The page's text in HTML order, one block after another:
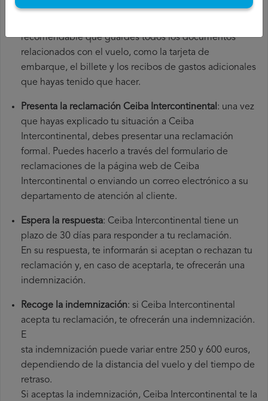
número de tu vuelo, la fecha de salida, el aeropuerto de
recomendable que guardes todos los documentos
relacionados con el vuelo, como la tarjeta de
embarque, el billete y los recibos de gastos adicionales
que hayas tenido que hacer.
Presenta la reclamación Ceiba Intercontinental: una vez
que hayas explicado tu situación a Ceiba
Intercontinental, debes presentar una reclamación
formal. Puedes hacerlo a través del formulario de
reclamaciones de la página web de Ceiba
Intercontinental o enviando un correo electrónico a su
departamento de atención al cliente.
Espera la respuesta: Ceiba Intercontinental tiene un
plazo de 30 días para responder a tu reclamación.
En su respuesta, te informarán si aceptan o rechazan tu
reclamación y, en caso de aceptarla, te ofrecerán una
indemnización.
Recoge la indemnización: si Ceiba Intercontinental
acepta tu reclamación, te ofrecerán una indemnización.
E
sta indemnización puede variar entre 250 y 600 euros,
dependiendo de la distancia del vuelo y del tiempo de
retraso.
Si aceptas la indemnización, Ceiba Intercontinental te la